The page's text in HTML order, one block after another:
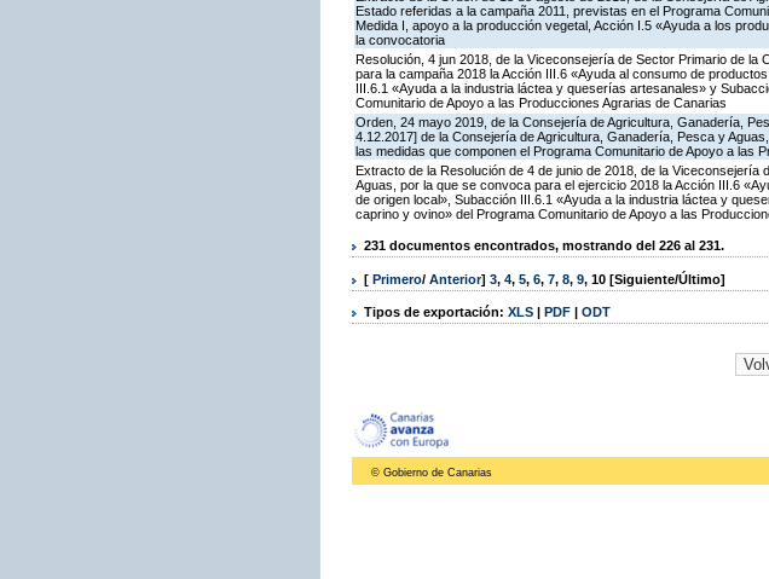
Estado referidas a la campaña 2011, previstas en el Programa
Medida I, apoyo a la producción vegetal, Acción I.5 «Ayuda a los
la convocatoria
Resolución, 4 jun 2018, de la Viceconsejería de Sector Primario de
para la campaña 2018 la Acción III.6 «Ayuda al consumo de
III.6.1 «Ayuda a la industria láctea y queserías artesanales» y
Comunitario de Apoyo a las Producciones Agrarias de Canarias
Orden, 24 mayo 2019, de la Consejería de Agricultura, Ganadería,
4.12.2017] de la Consejería de Agricultura, Ganadería, Pesca y
las medidas que componen el Programa Comunitario de Apoyo a las
Extracto de la Resolución de 4 de junio de 2018, de la
Aguas, por la que se convoca para el ejercicio 2018 la Acción III.6
de origen local», Subacción III.6.1 «Ayuda a la industria láctea y
caprino y ovino» del Programa Comunitario de Apoyo a las
231 documentos encontrados, mostrando del 226 al 231.
[ Primero/ Anterior] 3, 4, 5, 6, 7, 8, 9, 10 [Siguiente/Último]
Tipos de exportación: XLS | PDF | ODT
© Gobierno de Canarias